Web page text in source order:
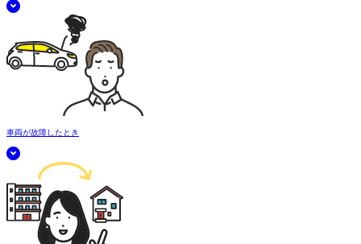
車両が故障したとき